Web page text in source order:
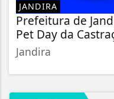
JANDIRA
Prefeitura de
Pet Day da
Jandira